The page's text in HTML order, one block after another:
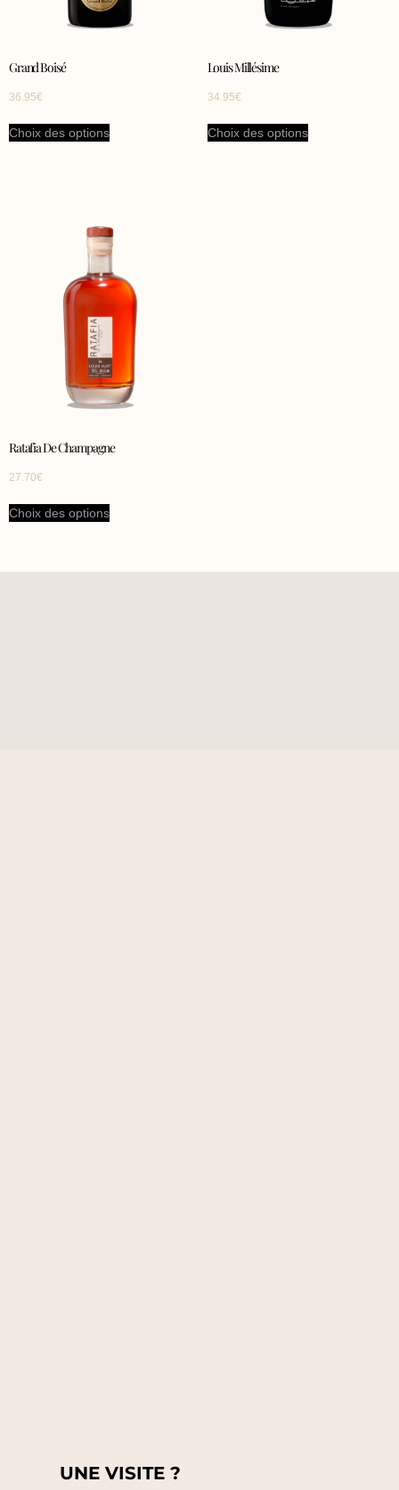
Grand Boisé
36.95€
Choix des options
Louis Millésime
34.95€
Choix des options
Ratafia De Champagne
27.70€
Choix des options
UNE VISITE ?